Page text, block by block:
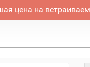
цена на